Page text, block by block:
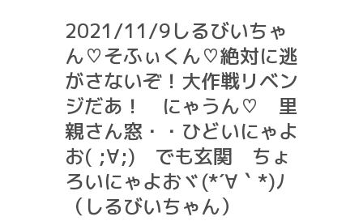
2021/11/9しるびいちゃ
ん♡そふぃくん♡絶対に逃
がさないぞ！大作戦リベン
ジだあ！ にゃうん♡ 里
親さん窓・・ひどいにゃよ
お( ;∀;) でも玄関 ちょ
ろいにゃよおヾ(*´∀｀*)ﾉ
（しるびいちゃん）